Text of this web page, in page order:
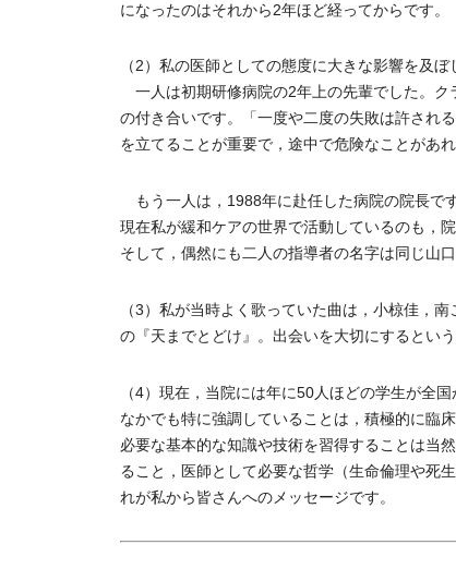
になったのはそれから2年ほど経ってからです。
（2）私の医師としての態度に大きな影響を及ぼ
一人は初期研修病院の2年上の先輩でした。ク
の付き合いです。「一度や二度の失敗は許され
を立てることが重要で，途中で危険なことがあ
もう一人は，1988年に赴任した病院の院長で
現在私が緩和ケアの世界で活動しているのも，
そして，偶然にも二人の指導者の名字は同じ山口
（3）私が当時よく歌っていた曲は，小椋佳，
の『天までとどけ』。出会いを大切にするとい
（4）現在，当院には年に50人ほどの学生が全
なかでも特に強調していることは，積極的に臨
必要な基本的な知識や技術を習得することは当
ること，医師として必要な哲学（生命倫理や死
れが私から皆さんへのメッセージです。